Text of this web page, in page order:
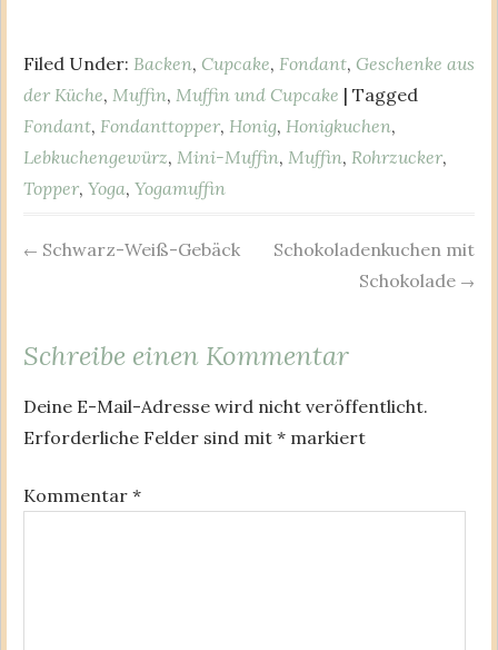
Filed Under: Backen, Cupcake, Fondant, Geschenke aus
der Küche, Muffin, Muffin und Cupcake | Tagged
Fondant, Fondanttopper, Honig, Honigkuchen,
Lebkuchengewürz, Mini-Muffin, Muffin, Rohrzucker,
Topper, Yoga, Yogamuffin
Post
← Schwarz-Weiß-Gebäck
Schokoladenkuchen mit
Schokolade →
Schreibe einen Kommentar
Deine E-Mail-Adresse wird nicht veröffentlicht.
Erforderliche Felder sind mit * markiert
Kommentar *